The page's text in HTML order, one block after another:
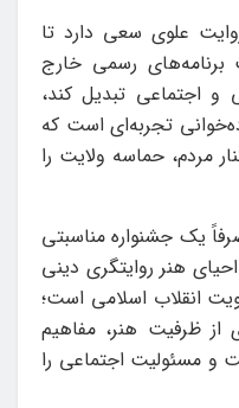
علوی سعی دارد تا
برنامه‌های رسمی خارج
و اجتماعی تبدیل کند،
تجربه‌ای است که
مردم، حماسه ولایت را
یک جشنواره مناسبتی
هنر روایتگری دینی
انقلاب اسلامی است؛
از ظرفیت هنر، مفاهیم
و مسئولیت اجتماعی را